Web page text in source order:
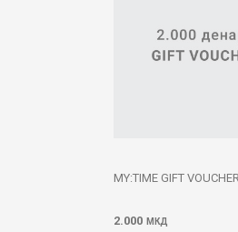
MY:TIME GIFT VOUCHER
2.000 МКД